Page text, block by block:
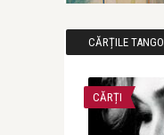
CĂRȚILE TANGO
CĂRȚI